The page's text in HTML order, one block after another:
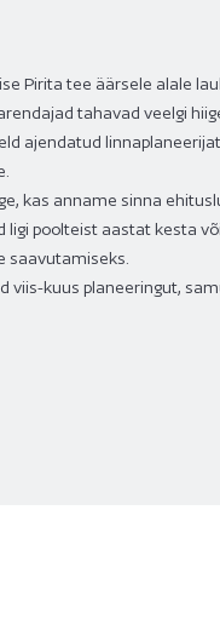
Pirita tee äärsele alale
tahavad veelgi
ajendatud
kas anname sinna
ligi poolteist aastat kesta
saavutamiseks.
viis-kuus planeeringut,